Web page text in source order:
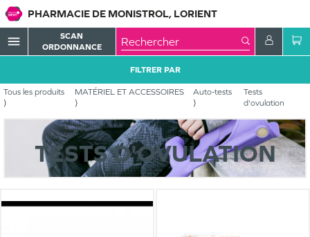
PHARMACIE DE MONISTROL, LORIENT
menu
SCAN
ORDONNANCE
Tous les produits MATÉRIEL ET ACCESSOIRES Auto-tests
Tests
d'ovulation
FILTRER PAR
TESTS D'OVULATION